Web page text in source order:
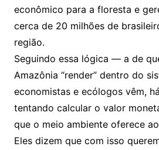
econômico para a floresta e
cerca de 20 milhões de
região.
Seguindo essa lógica — a de
Amazônia “render” dentro do
economistas e ecólogos vêm,
tentando calcular o valor
que o meio ambiente oferece
Eles dizem que com isso